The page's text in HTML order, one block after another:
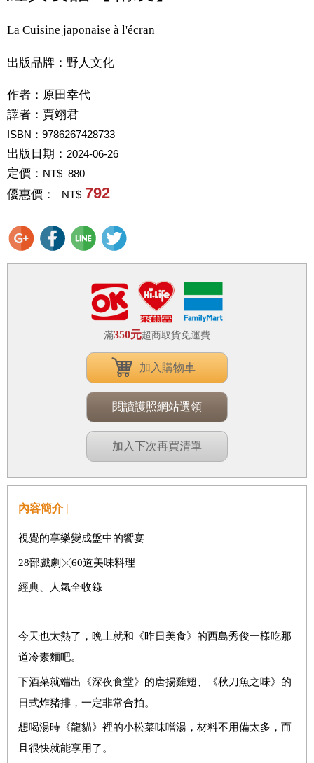
La Cuisine japonaise à l'écran
出版品牌：野人文化
作者： 原田幸代
譯者： 賈翊君
ISBN：9786267428733
出版日期： 2024-06-26
定價： NT$ 880
優惠價： NT$ 792
滿350元超商取貨免運費
加入購物車
閱讀護照網站選領
加入下次再買清單
內容簡介 |
視覺的享樂變成盤中的饗宴
28部戲劇╳60道美味料理
經典、人氣全收錄
今天也太熱了，晩上就和《昨日美食》的西島秀俊一樣吃那
道冷素麵吧。
下酒菜就端出《深夜食堂》的唐揚雞翅、《秋刀魚之味》的
日式炸豬排，一定非常合拍。
想喝湯時《龍貓》裡的小松菜味噌湯，材料不用備太多，而
且很快就能享用了。